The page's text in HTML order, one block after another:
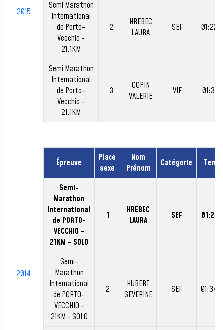
2015
Semi Marathon
International
de Porto-
Vecchio -
21.1KM
2
HREBEC
LAURA
SEF
Semi Marathon
International
de Porto-
Vecchio -
21.1KM
3
COPIN
VALERIE
V1F
2014
Épreuve
Place
sexe
Nom
Prénom
Catégorie
Semi-
Marathon
International
de PORTO-
VECCHIO -
21KM - SOLO
1
HREBEC
LAURA
SEF
Semi-
Marathon
International
de PORTO-
VECCHIO -
21KM - SOLO
2
HUBERT
SEVERINE
SEF